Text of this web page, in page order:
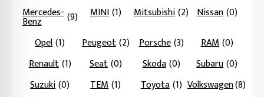
Mercedes-
Benz (9) MINI(1) Mitsubishi(2) Nissan(0)
Opel(1) Peugeot(2) Porsche(3) RAM(0)
Renault(1) Seat(0) Skoda(0) Subaru(0)
Suzuki(0) TEM(1) Toyota(1) Volkswagen(8)